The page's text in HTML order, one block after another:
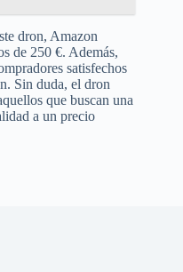
dron, Amazon
de 250 €. Además,
satisfechos
Sin duda, el dron
que buscan una
a un precio